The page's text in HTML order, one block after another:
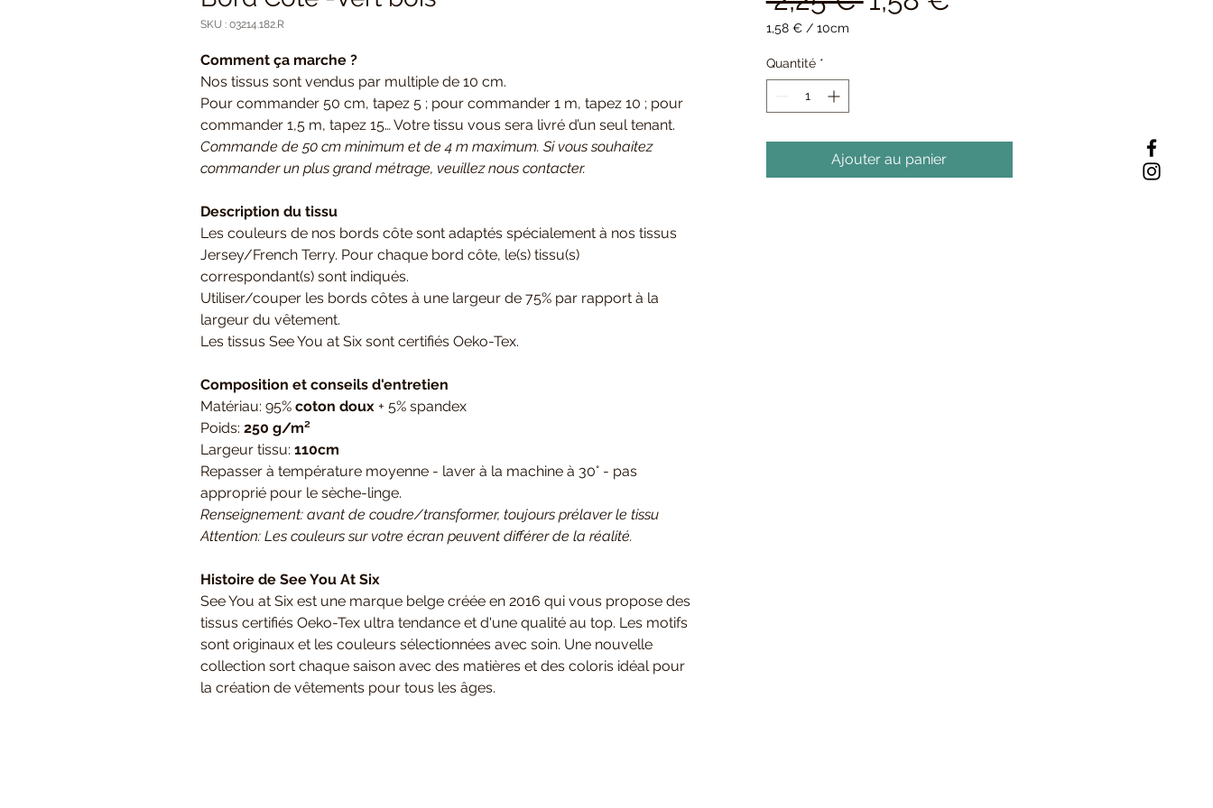
SKU : 03214.182.R
Comment ça marche ?
Nos tissus sont vendus par multiple de 10 cm.
Pour commander 50 cm, tapez 5 ; pour commander 1 m, tapez 10 ; pour
commander 1,5 m, tapez 15… Votre tissu vous sera livré d’un seul tenant.
Commande de 50 cm minimum et de 4 m maximum. Si vous souhaitez
commander un plus grand métrage, veuillez nous contacter.
Description du tissu
Les couleurs de nos bords côte sont adaptés spécialement à nos tissus
Jersey/French Terry. Pour chaque bord côte, le(s) tissu(s)
correspondant(s) sont indiqués.
Utiliser/couper les bords côtes à une largeur de 75% par rapport à la
largeur du vêtement.
Les tissus See You at Six sont certifiés Oeko-Tex.
Composition et conseils d'entretien
Matériau: 95% coton doux + 5% spandex
Poids: 250 g/m²
Largeur tissu: 110cm
Repasser à température moyenne - laver à la machine à 30° - pas
approprié pour le sèche-linge.
Renseignement: avant de coudre/transformer, toujours prélaver le tissu
Attention: Les couleurs sur votre écran peuvent différer de la réalité.
Histoire de See You At Six
See You at Six est une marque belge créée en 2016 qui vous propose des
tissus certifiés Oeko-Tex ultra tendance et d'une qualité au top. Les motifs
sont originaux et les couleurs sélectionnées avec soin. Une nouvelle
collection sort chaque saison avec des matières et des coloris idéal pour
la création de vêtements pour tous les âges.
1,58 € / 10cm
pour
10
Centimètres
Quantité *
Ajouter au panier